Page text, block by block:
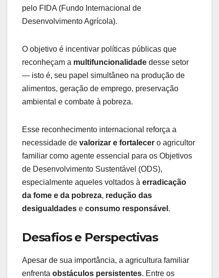
pelo FIDA (Fundo Internacional de
Desenvolvimento Agrícola).
O objetivo é incentivar políticas públicas que
reconheçam a multifuncionalidade desse setor
— isto é, seu papel simultâneo na produção de
alimentos, geração de emprego, preservação
ambiental e combate à pobreza.
Esse reconhecimento internacional reforça a
necessidade de valorizar e fortalecer o agricultor
familiar como agente essencial para os Objetivos
de Desenvolvimento Sustentável (ODS),
especialmente aqueles voltados à erradicação
da fome e da pobreza, redução das
desigualdades e consumo responsável .
Desafios e Perspectivas
Apesar de sua importância, a agricultura familiar
enfrenta obstáculos persistentes. Entre os